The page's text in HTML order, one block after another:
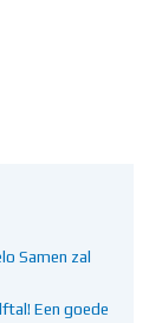
Samen zal
Een goede